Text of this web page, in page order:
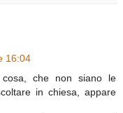
16:04
cosa, che non siano le
in chiesa, appare